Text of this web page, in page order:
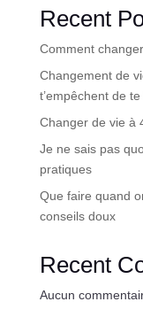
Recent
Comment
Changement de
t’empêchent de
Changer de vie à
Je ne sais pas
pratiques
Que faire quand
conseils doux
Recent
Aucun